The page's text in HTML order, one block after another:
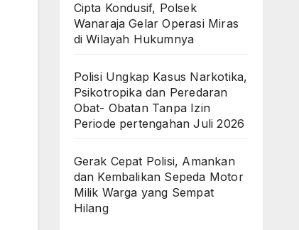
Cipta Kondusif, Polsek
Wanaraja Gelar Operasi Miras
di Wilayah Hukumnya
Polisi Ungkap Kasus Narkotika,
Psikotropika dan Peredaran
Obat- Obatan Tanpa Izin
Periode pertengahan Juli 2026
Gerak Cepat Polisi, Amankan
dan Kembalikan Sepeda Motor
Milik Warga yang Sempat
Hilang